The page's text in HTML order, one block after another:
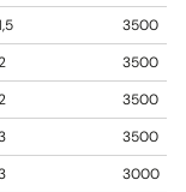
3500
3500
3500
3500
3000